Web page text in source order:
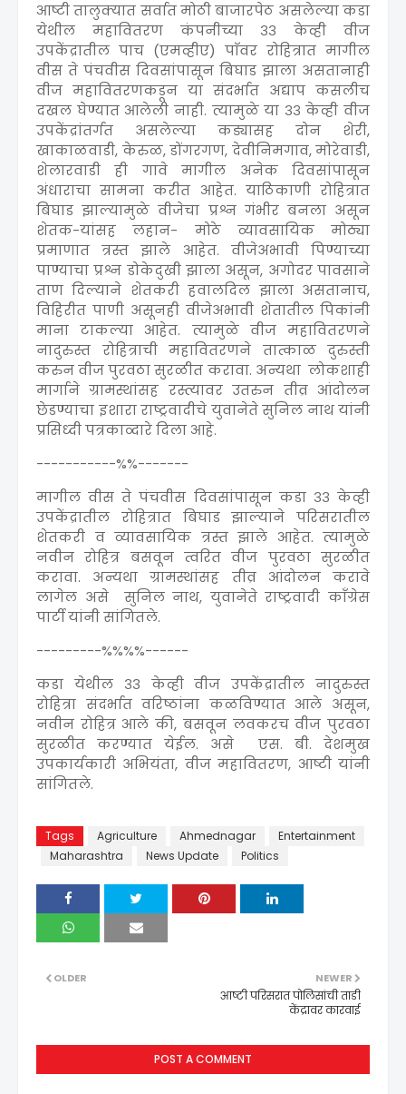
आष्टी तालुक्यात सर्वात मोठी बाजारपेठ असलेल्या कडा
येथील महावितरण कंपनीच्या ३३ केव्ही वीज
उपकेंद्रातील पाच (एमव्हीए) पाॅवर रोहित्रात मागील
वीस ते पंचवीस दिवसांपासून बिघाड झाला असतानाही
वीज महावितरणकडून या संदर्भात अद्याप कसलीच
दखल घेण्यात आलेली नाही. त्यामुळे या ३३ केव्ही वीज
उपकेंद्रांतर्गत असलेल्या कड्यासह दोन शेरी,
खाकाळवाडी, केरुळ, डोंगरगण, देवीनिमगाव, मोरेवाडी,
शेलारवाडी ही गावे मागील अनेक दिवसांपासून
अंधाराचा सामना करीत आहेत. याठिकाणी रोहित्रात
बिघाड झाल्यामुळे वीजेचा प्रश्न गंभीर बनला असून
शेतक-यांसह लहान- मोठे व्यावसायिक मोठ्या
प्रमाणात त्रस्त झाले आहेत. वीजेअभावी पिण्याच्या
पाण्याचा प्रश्न डोकेदुखी झाला असून, अगोदर पावसाने
ताण दिल्याने शेतकरी हवालदिल झाला असतानाच,
विहिरीत पाणी असूनही वीजेअभावी शेतातील पिकांनी
माना टाकल्या आहेत. त्यामुळे वीज महावितरणने
नादुरुस्त रोहित्राची महावितरणने तात्काळ दुरुस्ती
करुन वीज पुरवठा सुरळीत करावा. अन्यथा लोकशाही
मार्गाने ग्रामस्थांसह रस्त्यावर उतरुन तीव्र आंदोलन
छेडण्याचा इशारा राष्ट्रवादीचे युवानेते सुनिल नाथ यांनी
प्रसिध्दी पत्रकाव्दारे दिला आहे.
-----------%%-------
मागील वीस ते पंचवीस दिवसांपासून कडा ३३ केव्ही
उपकेंद्रातील रोहित्रात बिघाड झाल्याने परिसरातील
शेतकरी व व्यावसायिक त्रस्त झाले आहेत. त्यामुळे
नवीन रोहित्र बसवून त्वरित वीज पुरवठा सुरळीत
करावा. अन्यथा ग्रामस्थांसह तीव्र आंदोलन करावे
लागेल असे सुनिल नाथ, युवानेते राष्ट्रवादी काँग्रेस
पार्टी यांनी सांगितले.
---------%%%%------
कडा येथील ३३ केव्ही वीज उपकेंद्रातील नादुरुस्त
रोहित्रा संदर्भात वरिष्ठांना कळविण्यात आले असून,
नवीन रोहित्र आले की, बसवून लवकरच वीज पुरवठा
सुरळीत करण्यात येईल. असे एस. बी. देशमुख
उपकार्यकारी अभियंता, वीज महावितरण, आष्टी यांनी
सांगितले.
Tags Agriculture Ahmednagar
Entertainment
Maharashtra
News Update Politics
NEWER
आष्टी परिसरात पोलिसांची ताडी
केंद्रावर कारवाई
OLDER
POST A COMMENT